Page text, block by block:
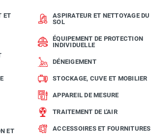
ET
ET
ASPIRATEUR ET NETTOYAGE DU
SOL
ÉQUIPEMENT DE PROTECTION
INDIVIDUELLE
DÉNEIGEMENT
STOCKAGE, CUVE ET MOBILIER
APPAREIL DE MESURE
TRAITEMENT DE L'AIR
ACCESSOIRES ET FOURNITURES